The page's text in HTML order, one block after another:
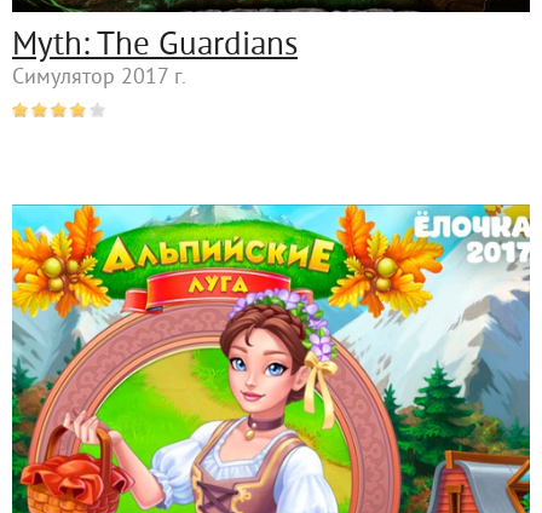
Myth: The Guardians
Симулятор 2017 г.